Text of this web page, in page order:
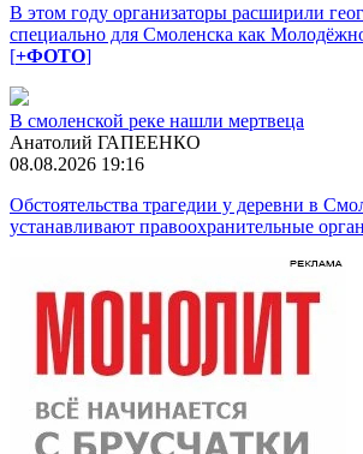
В этом году организаторы расширили
специально для Смоленска как
[+ФОТО]
В смоленской реке нашли мертвеца
Анатолий ГАПЕЕНКО
08.08.2026 19:16
Обстоятельства трагедии у деревни в
устанавливают правоохранительные